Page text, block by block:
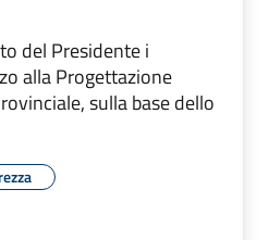
del Presidente i
alla Progettazione
sulla base dello